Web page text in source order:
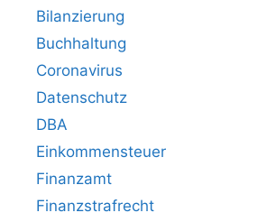
Bilanzierung
Buchhaltung
Coronavirus
Datenschutz
DBA
Einkommensteuer
Finanzamt
Finanzstrafrecht